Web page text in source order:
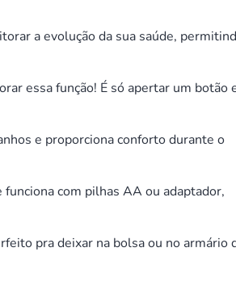
a evolução da sua saúde,
essa função! É só apertar um botão
e proporciona conforto durante o
com pilhas AA ou adaptador,
pra deixar na bolsa ou no armário